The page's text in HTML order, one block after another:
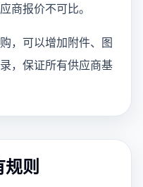
商报价不可比。
，可以增加附件、图
，保证所有供应商基
则